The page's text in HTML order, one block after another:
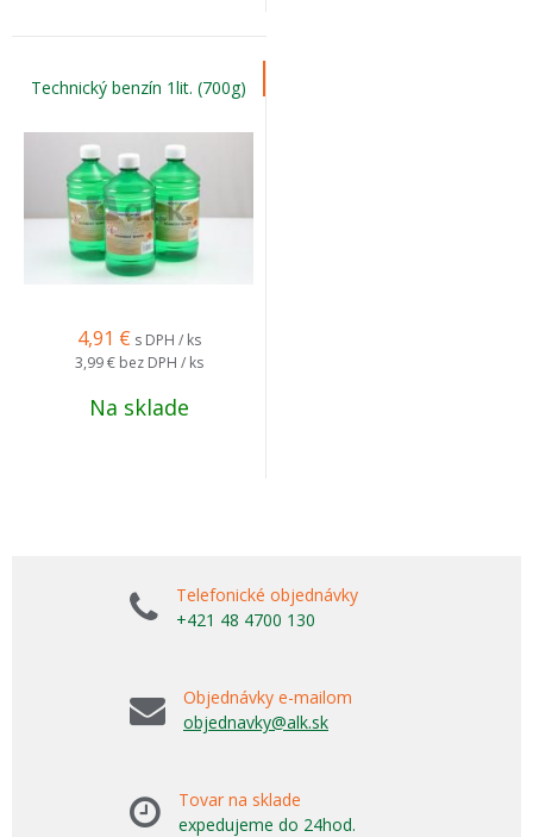
Technický benzín 1lit. (700g)
4,91 € s DPH / ks
3,99 € bez DPH / ks
Na sklade
Telefonické objednávky
+421 48 4700 130
Objednávky e-mailom
objednavky@alk.sk
Tovar na sklade
expedujeme do 24hod.